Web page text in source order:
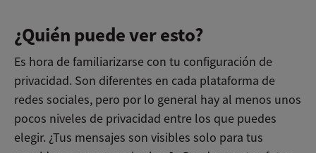
¿Quién puede ver esto?
Es hora de familiarizarse con tu configuración de
privacidad. Son diferentes en cada plataforma de
redes sociales, pero por lo general hay al menos unos
pocos niveles de privacidad entre los que puedes
elegir. ¿Tus mensajes son visibles solo para tus